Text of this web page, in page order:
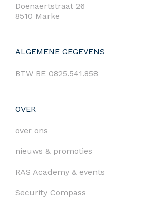
Doenaertstraat 26
8510 Marke
ALGEMENE GEGEVENS
BTW BE 0825.541.858
OVER
over ons
nieuws & promoties
RAS Academy & events
Security Compass